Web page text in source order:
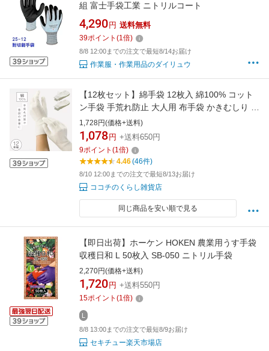
組 富士手袋工業 ニトリルコート
4,290 円 送料無料
39ポイント (1倍)
8/8 12:00までの注文で最短8/14お届け
作業服・作業用品のダイリュウ
【12枚セット】綿手袋 12枚入 綿100% コット
ン手袋 手荒れ防止 大人用 布手袋 かきむしり 防
止 白手袋 セット 洗える 綿100% ハンドケア 白
ホワイト 男女兼用 園芸 ガーデニング アウトド
ア 綿 保湿 メンズ レディース ハンドケア おや
すみ手袋 軍手
1,728円(価格+送料)
1,078 円 +送料650円
9ポイント (1倍)
4.46(46件)
8/10 12:00までの注文で最短8/13お届け
ココチのくらし雑貨店
同じ商品を安い順で見る
【即日出荷】ホーケン HOKEN 農業用うす手袋
収穫日和 L 50枚入 SB-050 ニトリル手袋
2,270円(価格+送料)
1,720 円 +送料550円
15ポイント (1倍)
L
8/8 13:00までの注文で最短8/9お届け
セキチュー楽天市場店